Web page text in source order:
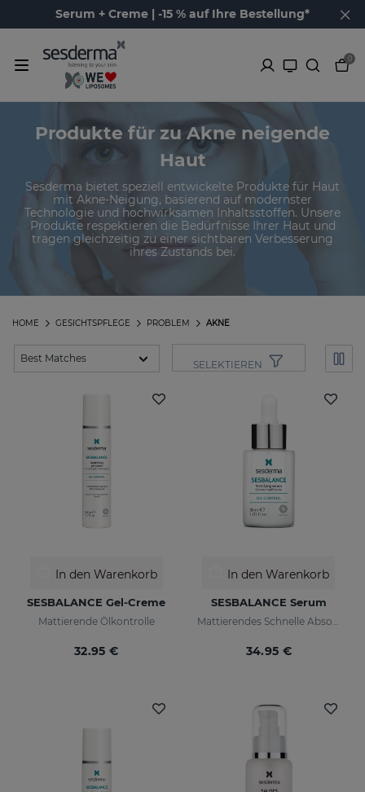
Serum + Creme | -15 % auf Ihre Bestellung*
0
Produkte für zu Akne neigende
Haut
Sesderma bietet speziell entwickelte Produkte für Haut
mit Akne-Neigung, basierend auf modernster
Technologie und hochwirksamen Inhaltsstoffen. Unsere
Produkte respektieren die Bedürfnisse Ihrer Haut und
tragen gleichzeitig zu einer sichtbaren Verbesserung
ihres Zustands bei.
AKNE
PROBLEM
GESICHTSPFLEGE
HOME
SELEKTIEREN
In den Warenkorb
SESBALANCE Gel-Creme
Mattierende Ölkontrolle
32.95 €
In den Warenkorb
SESBALANCE Serum
Mattierendes Schnelle Absorption
34.95 €